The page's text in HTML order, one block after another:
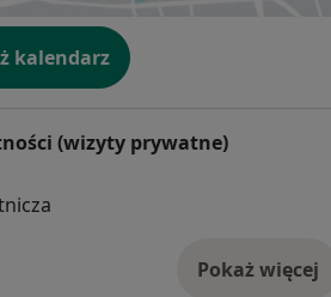
kalendarz
(wizyty prywatne)
Pokaż więcej
o adresie